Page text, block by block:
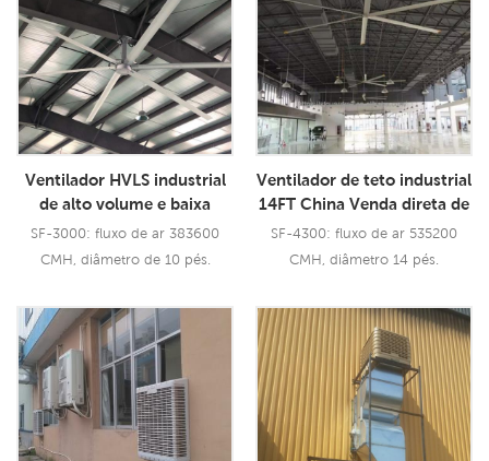
Ventilador HVLS industrial
de alto volume e baixa
velocidade com lâminas
grandes de aerometal
SF-3000: fluxo de ar 383600
CMH, diâmetro de 10 pés.
Consulte Mais
Informação
Ventilador de teto industrial
14FT China Venda direta de
fábrica Restaurante de
ventiladores HVLS
SF-4300: fluxo de ar 535200
CMH, diâmetro 14 pés.
Consulte Mais
Informação